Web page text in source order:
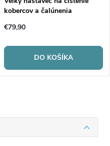
kobercov a čalúnenia
€79,90
DO KOŠÍKA